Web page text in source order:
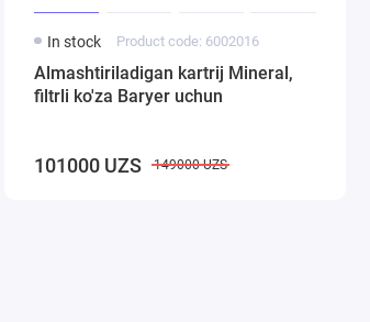
In stock Product code: 6002016
Almashtiriladigan kartrij Mineral,
filtrli ko'za Baryer uchun
101000 UZS 149000 UZS